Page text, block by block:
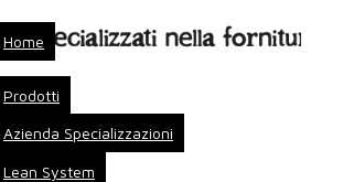
Home
Prodotti
Azienda Specializzazioni
Lean System